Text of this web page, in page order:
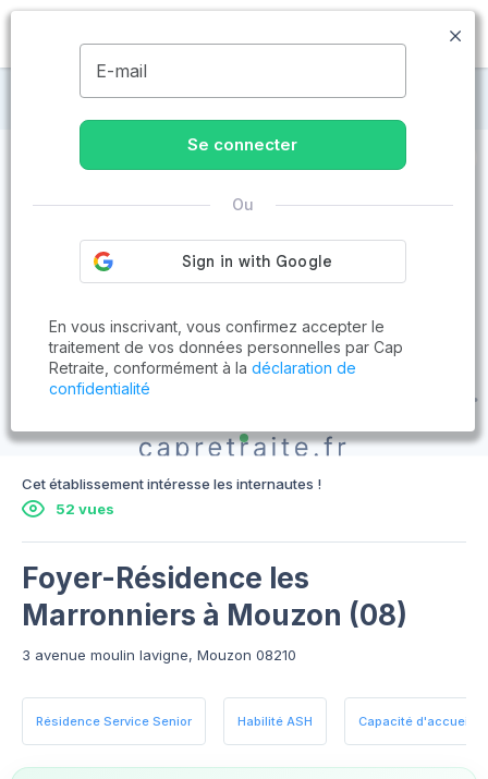
MENU
Maisons de retraite à Mouzon
Cet établissement intéresse les internautes !
52 vues
Foyer-Résidence les
Marronniers à Mouzon (08)
3 avenue moulin lavigne, Mouzon 08210
Résidence Service Senior Habilité ASH Capacité d'accueil :
E-mail
Se connecter
Ou
En vous inscrivant, vous confirmez accepter le
traitement de vos données personnelles par Cap
Retraite, conformément à la déclaration de
confidentialité